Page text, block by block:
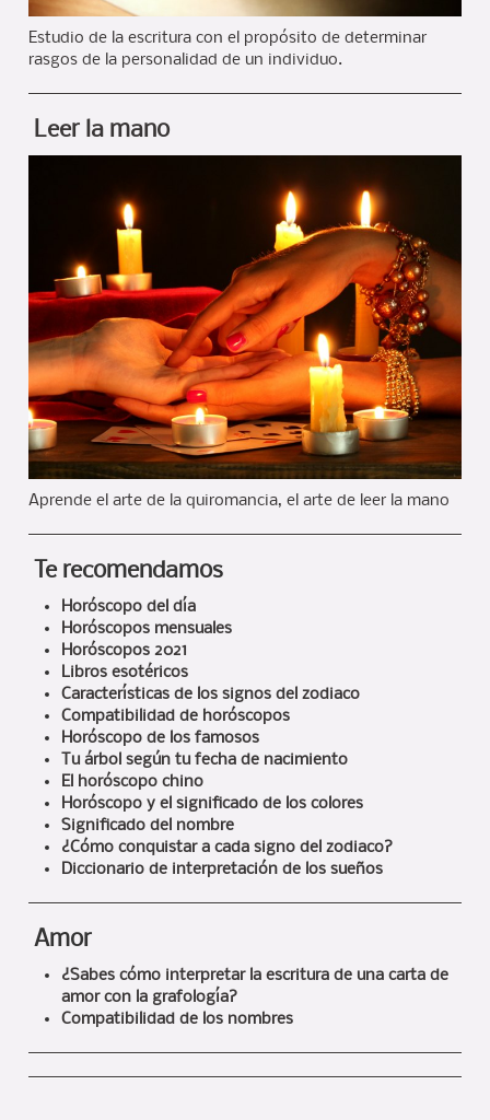
Estudio de la escritura con el propósito de determinar
rasgos de la personalidad de un individuo.
Leer la mano
Aprende el arte de la quiromancia, el arte de leer la mano
Te recomendamos
Horóscopo del día
Horóscopos mensuales
Horóscopos 2021
Libros esotéricos
Características de los signos del zodiaco
Compatibilidad de horóscopos
Horóscopo de los famosos
Tu árbol según tu fecha de nacimiento
El horóscopo chino
Horóscopo y el significado de los colores
Significado del nombre
¿Cómo conquistar a cada signo del zodiaco?
Diccionario de interpretación de los sueños
Amor
¿Sabes cómo interpretar la escritura de una carta de
amor con la grafología?
Compatibilidad de los nombres